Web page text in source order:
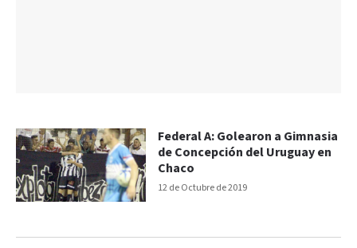
12 de Octubre de 2019
Federal A: Golearon a Gimnasia
de Concepción del Uruguay en
Chaco